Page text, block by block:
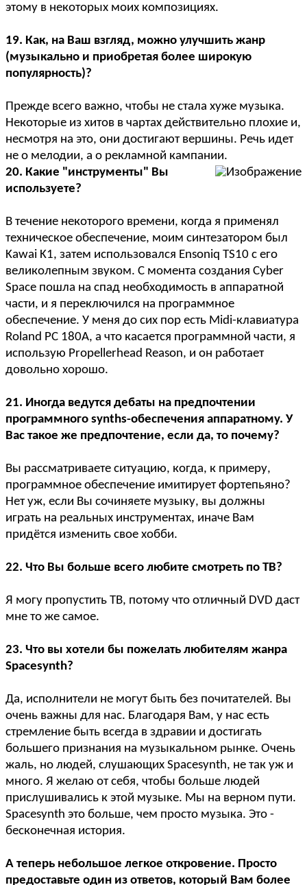
этому в некоторых моих композициях.
19. Как, на Ваш взгляд, можно улучшить жанр
(музыкально и приобретая более широкую
популярность)?
Прежде всего важно, чтобы не стала хуже музыка.
Некоторые из хитов в чартах действительно плохие и,
несмотря на это, они достигают вершины. Речь идет
не о мелодии, а о рекламной кампании.
20. Какие "инструменты" Вы
используете?
В течение некоторого времени, когда я применял
техническое обеспечение, моим синтезатором был
Kawai K1, затем использовался Ensoniq TS10 с его
великолепным звуком. С момента создания Cyber
Space пошла на спад необходимость в аппаратной
части, и я переключился на программное
обеспечение. У меня до сих пор есть Midi-клавиатура
Roland PC 180A, а что касается программной части, я
использую Propellerhead Reason, и он работает
довольно хорошо.
21. Иногда ведутся дебаты на предпочтении
программного synths-обеспечения аппаратному. У
Вас такое же предпочтение, если да, то почему?
Вы рассматриваете ситуацию, когда, к примеру,
программное обеспечение имитирует фортепьяно?
Нет уж, если Вы сочиняете музыку, вы должны
играть на реальных инструментах, иначе Вам
придётся изменить свое хобби.
22. Что Вы больше всего любите смотреть по ТВ?
Я могу пропустить ТВ, потому что отличный DVD даст
мне то же самое.
23. Что вы хотели бы пожелать любителям жанра
Spacesynth?
Да, исполнители не могут быть без почитателей. Вы
очень важны для нас. Благодаря Вам, у нас есть
стремление быть всегда в здравии и достигать
большего признания на музыкальном рынке. Очень
жаль, но людей, слушающих Spacesynth, не так уж и
много. Я желаю от себя, чтобы больше людей
прислушивались к этой музыке. Мы на верном пути.
Spacesynth это больше, чем просто музыка. Это -
бесконечная история.
А теперь небольшое легкое откровение. Просто
предоставьте один из ответов, который Вам более